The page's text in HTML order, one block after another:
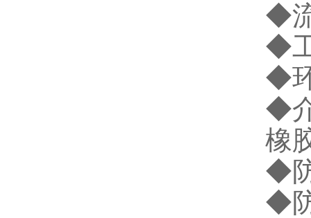
◆
◆
◆
◆
橡
◆
◆